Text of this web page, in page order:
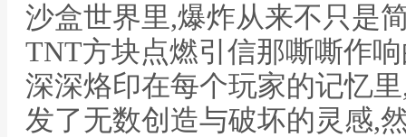
沙盒世界里,爆炸从来不只是
TNT方块点燃引信那嘶嘶作
深深烙印在每个玩家的记忆
发了无数创造与破坏的灵感,